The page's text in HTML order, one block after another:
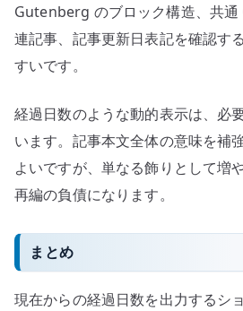
Gutenberg のブロック構造、共通
連記事、記事更新日表記を確認す
すいです。
経過日数のような動的表示は、必
います。記事本文全体の意味を補
よいですが、単なる飾りとして増
再編の負債になります。
まとめ
現在からの経過日数を出力するシ